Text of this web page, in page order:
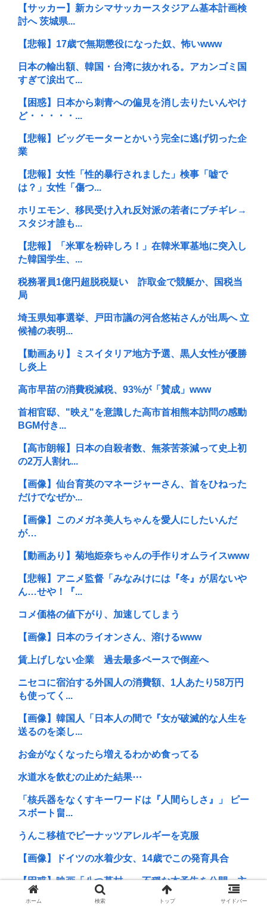
【サッカー】新カシマサッカースタジアム基本計画検
討へ 茨城県...
【悲報】17歳で無期懲役になった奴、怖いwww
日本の輸出額、韓国・台湾に抜かれる。アカンゴミ国
すぎて涙出て...
【困惑】日本から刺青への偏見を消し去りたいんやけ
ど・・・・・...
【悲報】ビッグモーターとかいう完全に逃げ切った企
業
【悲報】女性「性的暴行されました」検事「嘘で
は？」女性「傷つ...
ホリエモン、移民受け入れ反対派の若者にブチギレ→
スタジオ誰も...
【悲報】「米軍を粉砕しろ！」在韓米軍基地に突入し
た韓国学生、...
税務署員1億円超脱税疑い 詐取金で競艇か、国税当
局
埼玉県知事選挙、戸田市議の河合悠祐さんが出馬へ 立
候補の表明...
【動画あり】ミスイタリア地方予選、黒人女性が優勝
し炎上
高市早苗の消費税減税、93%が「賛成」www
首相官邸、"映え"を意識した高市首相熊本訪問の感動
BGM付き...
【高市朗報】日本の自殺者数、無茶苦茶減って史上初
の2万人割れ...
【画像】仙台育英のマネージャーさん、首をひねった
だけでなぜか...
【画像】このメガネ美人ちゃんを愛人にしたいんだ
が…
【動画あり】菊地姫奈ちゃんの手作りオムライスwww
【悲報】アニメ監督「みなみけには『冬』が居ないや
ん…せや！『...
コメ価格の値下がり、加速してしまう
【画像】日本のライオンさん、溶けるwww
賃上げしない企業 過去最多ペースで倒産へ
ニセコに宿泊する外国人の消費額、1人あたり58万円
も使ってく...
【画像】韓国人「日本人の間で『女が破滅的な人生を
送るのを楽し...
お金がなくなったら増えるわかめ食ってる
水道水を飲むの止めた結果⋯
「核兵器をなくすキーワードは『人間らしさ』」 ピー
スボート畠...
うんこ移植でピーナッツアレルギーを克服
【画像】ドイツの水着少女、14歳でこの発育具合
【困惑】映画「八つ墓村」、不穏な本予告を公開 主
題歌はB'z...
ホーム 検索 トップ サイドバー